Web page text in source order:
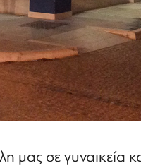
μας σε γυναικεία